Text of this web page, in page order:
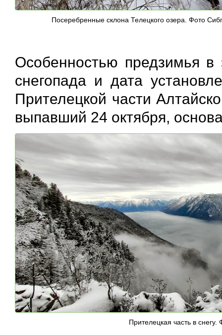
Посеребренные склона Телецкого озера. Фото
Особенностью предзимья в
снегопада и дата
Прителецкой части
выпавший 24 октября,
Прителецкая часть в